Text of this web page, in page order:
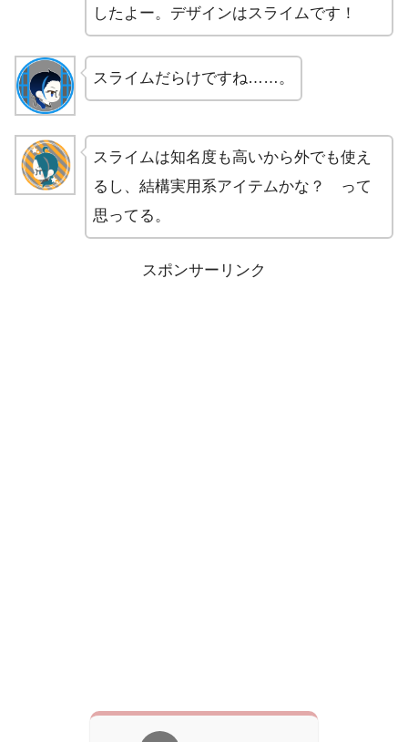
したよー。デザインはスライムです！
スライムだらけですね……。
スライムは知名度も高いから外でも使え
るし、結構実用系アイテムかな？ って
思ってる。
スポンサーリンク